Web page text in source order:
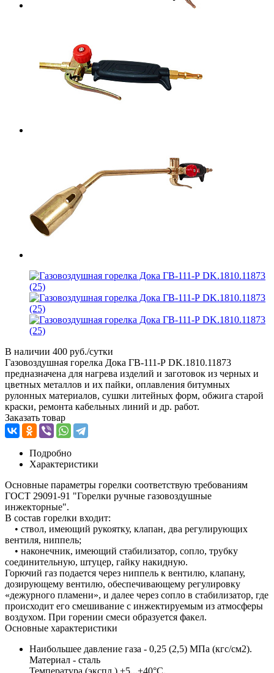
В наличии 400 руб./сутки
Газовоздушная горелка Дока ГВ-111-Р DK.1810.11873
предназначена для нагрева изделий и заготовок из черных и
цветных металлов и их пайки, оплавления битумных
рулонных материалов, сушки литейных форм, обжига старой
краски, ремонта кабельных линий и др. работ.
Заказать товар
Подробно
Характеристики
Основные параметры горелки соответствую требованиям
ГОСТ 29091-91 "Горелки ручные газовоздушные
инжекторные".
В состав горелки входит:
• ствол, имеющий рукоятку, клапан, два регулирующих
вентиля, ниппель;
• наконечник, имеющий стабилизатор, сопло, трубку
соединительную, штуцер, гайку накидную.
Горючий газ подается через ниппель к вентилю, клапану,
дозирующему вентилю, обеспечивающему регулировку
«дежурного пламени», и далее через сопло в стабилизатор, где
происходит его смешивание с инжектируемым из атмосферы
воздухом. При горении смеси образуется факел.
Основные характеристики
Наибольшее давление газа - 0,25 (2,5) МПа (кгс/см2).
Материал - сталь
Температура (экспл.) +5...+40°C.